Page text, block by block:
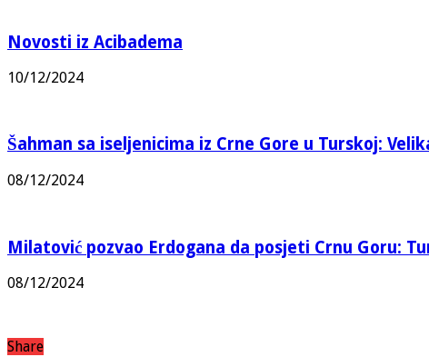
Novosti iz Acibadema
10/12/2024
Šahman sa iseljenicima iz Crne Gore u Turskoj:
08/12/2024
Milatović pozvao Erdogana da posjeti Crnu Goru:
08/12/2024
Share